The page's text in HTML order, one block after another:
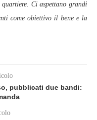
Ci aspettano grandi
come obiettivo il bene e la
pubblicati due bandi: